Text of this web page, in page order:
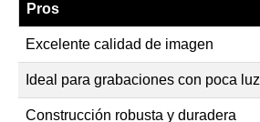
Pros
Excelente calidad de imagen
Ideal para grabaciones con poca luz
Construcción robusta y duradera